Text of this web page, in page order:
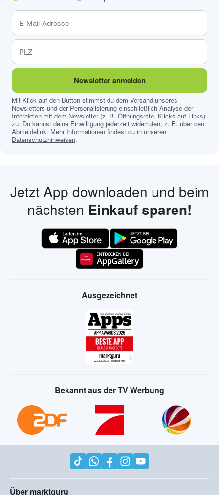
Newsletter anmelden
Mit Klick auf den Button stimmst du dem Versand unseres
Newsletters und der Personalisierung einschließlich Analyse der
Interaktion mit dem Newsletter (z. B. Öffnungsrate, Klicks auf Links)
zu. Du kannst deine Einwilligung jederzeit widerrufen, z. B. über den
Abmeldelink. Mehr Informationen findest du in unseren
Datenschutzhinweisen.
Jetzt App downloaden und beim
nächsten Einkauf sparen!
Ausgezeichnet
Bekannt aus der TV Werbung
Über marktguru